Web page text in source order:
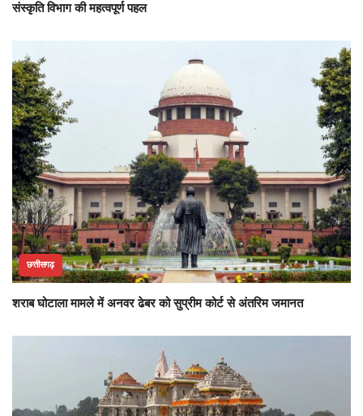
संस्कृति विभाग की महत्वपूर्ण पहल
छत्तीसगढ़
शराब घोटाला मामले में अनवर ढेबर को सुप्रीम कोर्ट से अंतरिम जमानत